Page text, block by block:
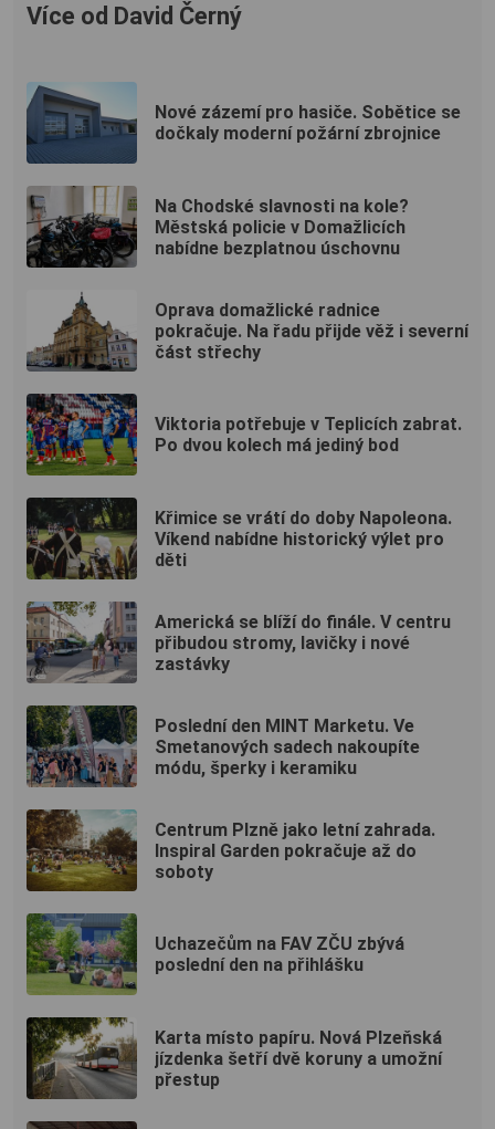
Více od David Černý
Nové zázemí pro hasiče. Sobětice se
dočkaly moderní požární zbrojnice
Na Chodské slavnosti na kole?
Městská policie v Domažlicích
nabídne bezplatnou úschovnu
Oprava domažlické radnice
pokračuje. Na řadu přijde věž i severní
část střechy
Viktoria potřebuje v Teplicích zabrat.
Po dvou kolech má jediný bod
Křimice se vrátí do doby Napoleona.
Víkend nabídne historický výlet pro
děti
Americká se blíží do finále. V centru
přibudou stromy, lavičky i nové
zastávky
Poslední den MINT Marketu. Ve
Smetanových sadech nakoupíte
módu, šperky i keramiku
Centrum Plzně jako letní zahrada.
Inspiral Garden pokračuje až do
soboty
Uchazečům na FAV ZČU zbývá
poslední den na přihlášku
Karta místo papíru. Nová Plzeňská
jízdenka šetří dvě koruny a umožní
přestup